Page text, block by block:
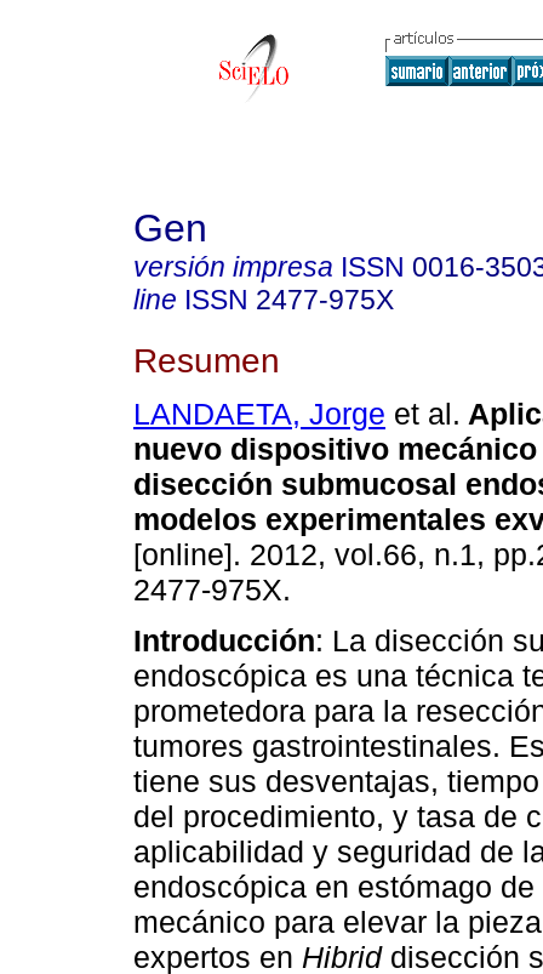
Gen
versión impresa ISSN 0016-
line ISSN 2477-975X
Resumen
LANDAETA, Jorge et al.
nuevo dispositivo
disección submucosal
modelos experimentales
[online]. 2012, vol.66, n.1,
2477-975X.
Introducción: La disección
endoscópica es una técnica
prometedora para la
tumores gastrointestinales.
tiene sus desventajas,
del procedimiento, y tasa de
aplicabilidad y seguridad de
endoscópica en estómago
mecánico para elevar la
expertos en Hibrid disección